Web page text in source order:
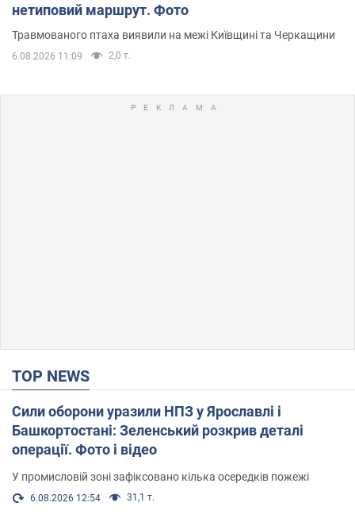
нетиповий маршрут. Фото
Травмованого птаха виявили на межі Київщині та Черкащини
6.08.2026 11:09 2,0 т.
TOP NEWS
Сили оборони уразили НПЗ у Ярославлі і
Башкортостані: Зеленський розкрив деталі
операції. Фото і відео
У промисловій зоні зафіксовано кілька осередків пожежі
6.08.2026 12:54 31,1 т.